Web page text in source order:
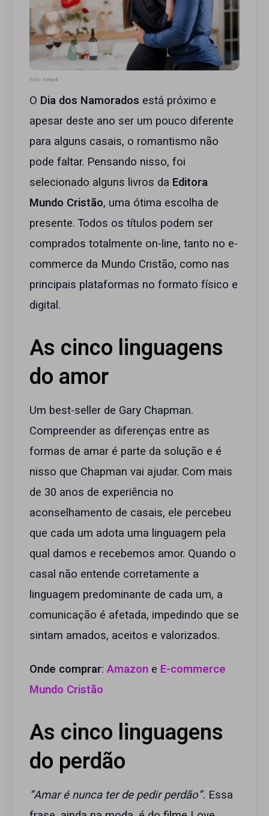
Foto: freepik
O Dia dos Namorados está próximo e
apesar deste ano ser um pouco diferente
para alguns casais, o romantismo não
pode faltar. Pensando nisso, foi
selecionado alguns livros da Editora
Mundo Cristão, uma ótima escolha de
presente. Todos os títulos podem ser
comprados totalmente on-line, tanto no e-
commerce da Mundo Cristão, como nas
principais plataformas no formato físico e
digital.
As cinco linguagens
do amor
Um best-seller de Gary Chapman.
Compreender as diferenças entre as
formas de amar é parte da solução e é
nisso que Chapman vai ajudar. Com mais
de 30 anos de experiência no
aconselhamento de casais, ele percebeu
que cada um adota uma linguagem pela
qual damos e recebemos amor. Quando o
casal não entende corretamente a
linguagem predominante de cada um, a
comunicação é afetada, impedindo que se
sintam amados, aceitos e valorizados.
Onde comprar: Amazon e E-commerce
Mundo Cristão
As cinco linguagens
do perdão
“Amar é nunca ter de pedir perdão”. Essa